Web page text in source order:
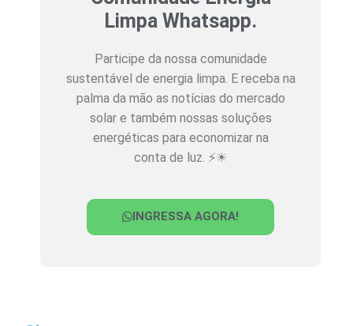
Limpa Whatsapp.
Participe da nossa comunidade
sustentável de energia limpa. E receba na
palma da mão as notícias do mercado
solar e também nossas soluções
energéticas para economizar na
conta de luz. ⚡☀
INGRESSA AGORA!